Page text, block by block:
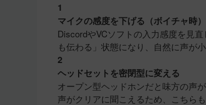
1
マイクの感度を下げる（ボイチャ時）
DiscordやVCソフトの入力感度を見
も伝わる」状態になり、自然に声が小
2
ヘッドセットを密閉型に変える
オープン型ヘッドホンだと味方の声
声がクリアに聞こえるため、こちら